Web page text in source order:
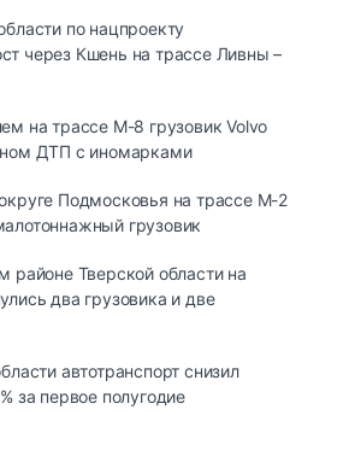
по нацпроекту
через Кшень на трассе Ливны –
на трассе М-8 грузовик Volvo
ДТП с иномарками
Подмосковья на трассе М-2
грузовик
районе Тверской области на
два грузовика и две
автотранспорт снизил
за первое полугодие